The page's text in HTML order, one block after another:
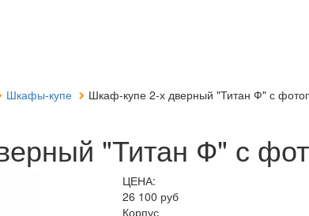
Шкафы-купе
Шкаф-купе 2-х дверный "Титан Ф" с
"Титан Ф" с
ЦЕНА:
26 100 руб
Корпус